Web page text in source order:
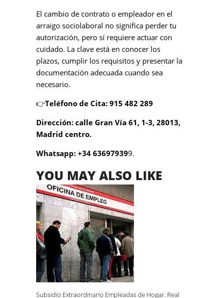
El cambio de contrato o empleador en el
arraigo sociolaboral no significa perder tu
autorización, pero sí requiere actuar con
cuidado. La clave está en conocer los
plazos, cumplir los requisitos y presentar la
documentación adecuada cuando sea
necesario.
👉Teléfono de Cita: 915 482 289
Dirección: calle Gran Vía 61, 1-3, 28013,
Madrid centro.
Whatsapp: +34 636979399.
YOU MAY ALSO LIKE
Subsidio Extraordinario Empleadas de Hogar. Real